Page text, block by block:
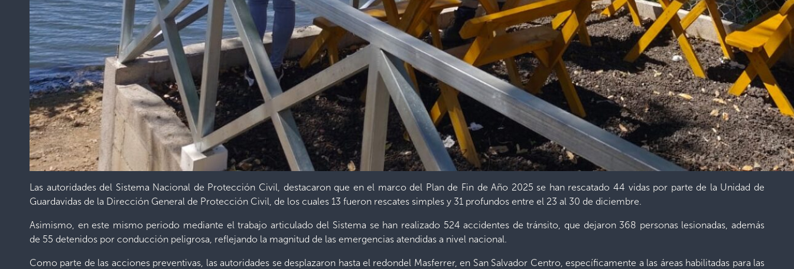
Las autoridades del Sistema Nacional de Protección Civil, destacaron que en el marco del Plan de Fin de Año 2025 se han rescatado 44 vidas por parte de la Unidad de
Guardavidas de la Dirección General de Protección Civil, de los cuales 13 fueron rescates simples y 31 profundos entre el 23 al 30 de diciembre.
Asimismo, en este mismo periodo mediante el trabajo articulado del Sistema se han realizado 524 accidentes de tránsito, que dejaron 368 personas lesionadas, además
de 55 detenidos por conducción peligrosa, reflejando la magnitud de las emergencias atendidas a nivel nacional.
Como parte de las acciones preventivas, las autoridades se desplazaron hasta el redondel Masferrer, en San Salvador Centro, específicamente a las áreas habilitadas para las